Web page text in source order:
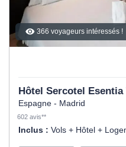
366 voyageurs intéressés !
Hôtel Sercotel Esentia
Espagne - Madrid
602 avis**
Inclus : Vols + Hôtel +